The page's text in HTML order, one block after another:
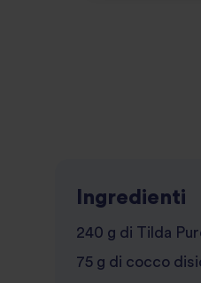
Ingredienti
240 g di Tilda
75 g di cocco